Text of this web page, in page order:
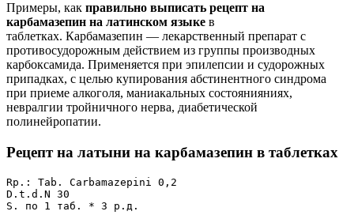
Примеры, как правильно выписать рецепт на
карбамазепин на латинском языке в
таблетках. Карбамазепин — лекарственный препарат с
противосудорожным действием из группы производных
карбоксамида. Применяется при эпилепсии и судорожных
припадках, с целью купирования абстинентного синдрома
при приеме алкоголя, маниакальных состоянияниях,
невралгии тройничного нерва, диабетической
полинейропатии.
Рецепт на латыни на карбамазепин в таблетках
Rp.: Tab. Carbamazepini 0,2
D.t.d.N 30
S. по 1 таб. * 3 р.д.